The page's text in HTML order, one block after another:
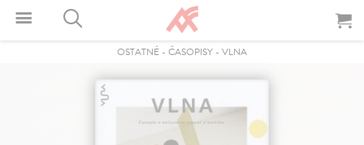
OSTATNÉ - ČASOPISY - VLNA